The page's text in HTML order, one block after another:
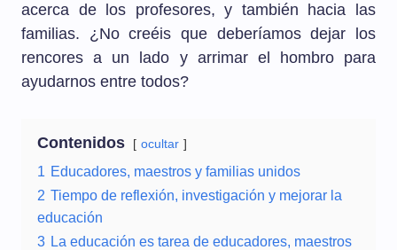
acerca de los profesores, y también hacia las
familias. ¿No creéis que deberíamos dejar los
rencores a un lado y arrimar el hombro para
ayudarnos entre todos?
Contenidos ocultar
1 Educadores, maestros y familias unidos
2 Tiempo de reflexión, investigación y mejorar la
educación
3 La educación es tarea de educadores, maestros